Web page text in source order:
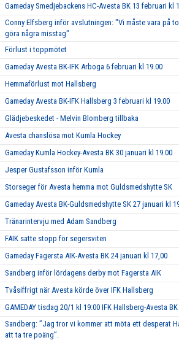
Gameday Smedjebackens HC-Avesta BK 13 februari kl
Conny Elfsberg inför avslutningen: "Vi måste vara på
göra några misstag"
Förlust i toppmötet
Gameday Avesta BK-IFK Arboga 6 februari kl 19.00
Hemmaförlust mot Hallsberg
Gameday Avesta BK-IFK Hallsberg 3 februari kl 19.00
Glädjebeskedet - Melvin Blomberg tillbaka
Avesta chanslösa mot Kumla Hockey
Gameday Kumla Hockey-Avesta BK 30 januari kl 19.00
Jesper Gustafsson inför Kumla
Storseger för Avesta hemma mot Guldsmedshytte SK
Gameday Avesta BK-Guldsmedshytte SK 27 januari kl
Tränarintervju med Adam Sandberg
FAIK satte stopp för segersviten
Gameday Fagersta AIK-Avesta BK 24 januari kl 17,00
Sandberg inför lördagens derby mot Fagersta AIK
Tvåsiffrigt när Avesta körde över IFK Hallsberg
GAMEDAY tisdag 20/1 kl 19:00 IFK Hallsberg-Avesta BK
Sandberg: ”Jag tror vi kommer att möta ett desperat
att ta tre poäng”.